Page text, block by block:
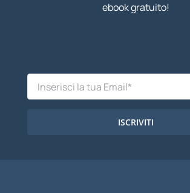
ebook gratuito!
ISCRIVITI